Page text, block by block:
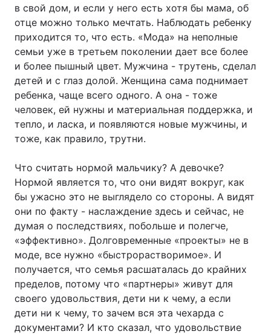
в свой дом, и если у него есть хотя бы мама, об
отце можно только мечтать. Наблюдать ребенку
приходится то, что есть. «Мода» на неполные
семьи уже в третьем поколении дает все более
и более пышный цвет. Мужчина - трутень, сделал
детей и с глаз долой. Женщина сама поднимает
ребенка, чаще всего одного. А она - тоже
человек, ей нужны и материальная поддержка, и
тепло, и ласка, и появляются новые мужчины, и
тоже, как правило, трутни.
Что считать нормой мальчику? А девочке?
Нормой является то, что они видят вокруг, как
бы ужасно это не выглядело со стороны. А видят
они по факту - наслаждение здесь и сейчас, не
думая о последствиях, побольше и полегче,
«эффективно». Долговременные «проекты» не в
моде, все нужно «быстрорастворимое». И
получается, что семья расшаталась до крайних
пределов, потому что «партнеры» живут для
своего удовольствия, дети ни к чему, а если
дети ни к чему, то зачем вся эта чехарда с
документами? И кто сказал, что удовольствие